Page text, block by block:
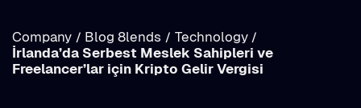
Company / Blog 8lends / Technology /
İrlanda’da Serbest Meslek Sahipleri ve
Freelancer’lar için Kripto Gelir Vergisi